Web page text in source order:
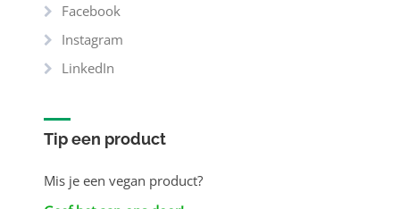
Facebook
Instagram
LinkedIn
Tip een product
Mis je een vegan product?